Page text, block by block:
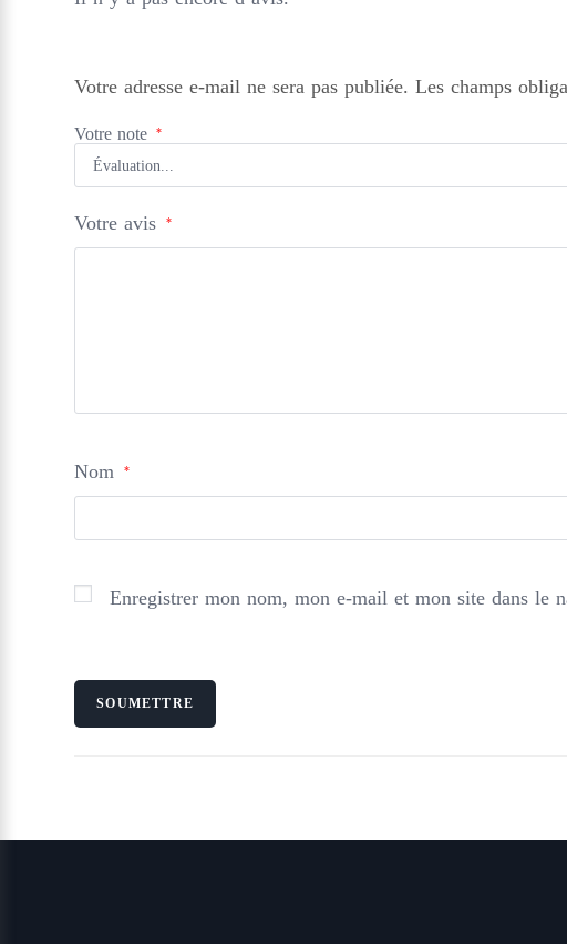
Votre adresse e-mail ne sera pas publiée. Les champs
Votre note *
Votre avis *
Nom *
Enregistrer mon nom, mon e-mail et mon site dans le